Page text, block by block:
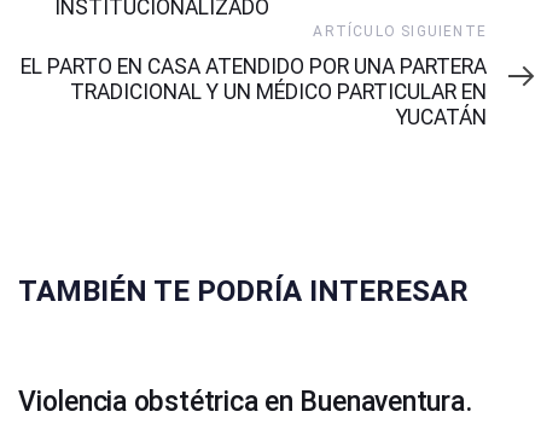
INSTITUCIONALIZADO
Siguiente
ARTÍCULO SIGUIENTE
EL PARTO EN CASA ATENDIDO POR UNA PARTERA
TRADICIONAL Y UN MÉDICO PARTICULAR EN
YUCATÁN
TAMBIÉN TE PODRÍA INTERESAR
Violencia obstétrica en Buenaventura.